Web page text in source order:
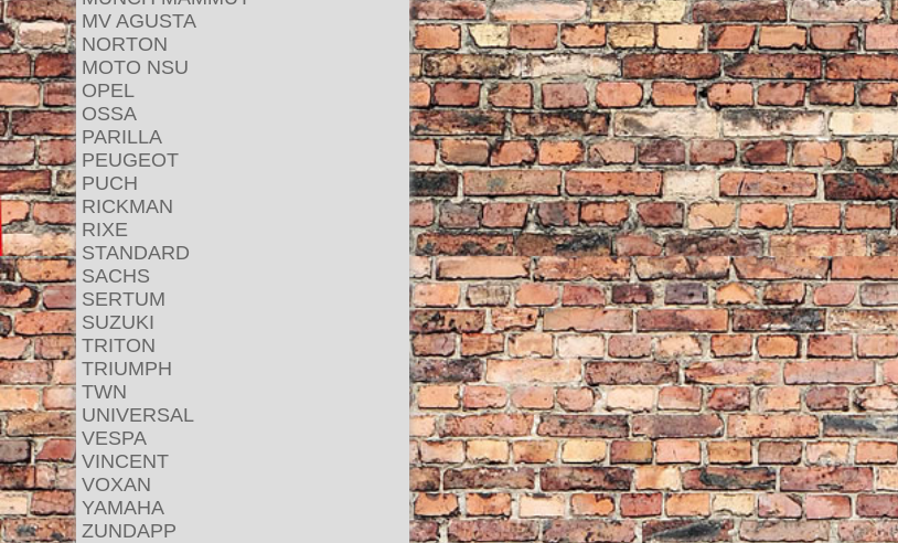
MV AGUSTA
NORTON
MOTO NSU
OPEL
OSSA
PARILLA
PEUGEOT
PUCH
RICKMAN
RIXE
STANDARD
SACHS
SERTUM
SUZUKI
TRITON
TRIUMPH
TWN
UNIVERSAL
VESPA
VINCENT
VOXAN
YAMAHA
ZUNDAPP